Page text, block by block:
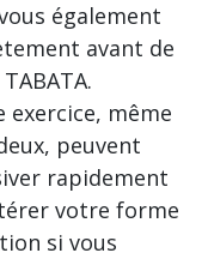
également
avant de
même
peuvent
rapidement
votre forme
si vous